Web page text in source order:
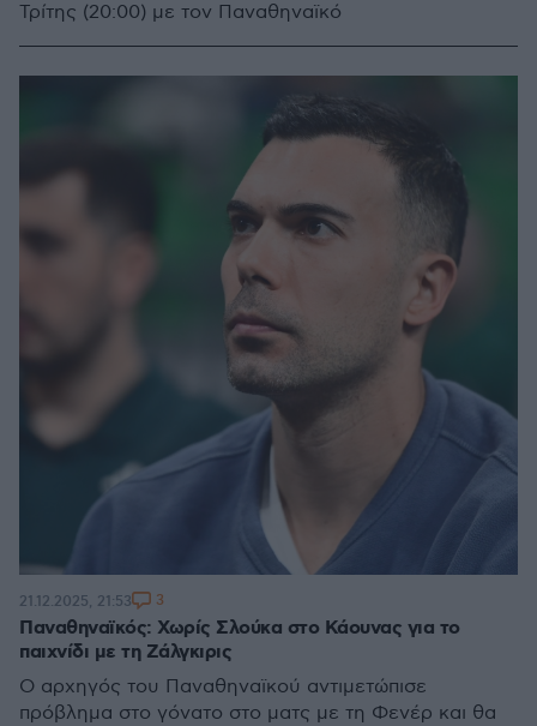
Τρίτης (20:00) με τον Παναθηναϊκό
Παναθηναϊκός: Χωρίς Σλούκα στο Κάουνας για το
παιχνίδι με τη Ζάλγκιρις
Ο αρχηγός του Παναθηναϊκού αντιμετώπισε
πρόβλημα στο γόνατο στο ματς με τη Φενέρ και θα
21.12.2025, 21:53 3